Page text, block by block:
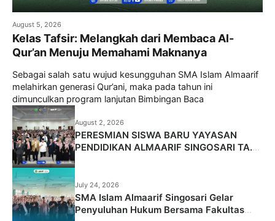
August 5, 2026
Kelas Tafsir: Melangkah dari Membaca Al-
Qur’an Menuju Memahami Maknanya
Sebagai salah satu wujud kesungguhan SMA Islam Almaarif
melahirkan generasi Qur’ani, maka pada tahun ini
dimunculkan program lanjutan Bimbingan Baca
August 2, 2026
PERESMIAN SISWA BARU YAYASAN
PENDIDIKAN ALMAARIF SINGOSARI TA.
July 24, 2026
SMA Islam Almaarif Singosari Gelar
Penyuluhan Hukum Bersama Fakultas